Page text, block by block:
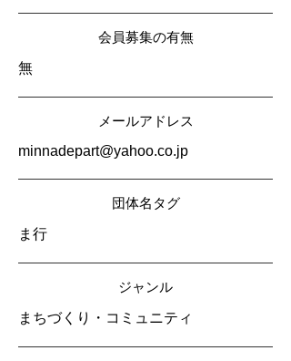
会員募集の有無
無
メールアドレス
minnadepart@yahoo.co.jp
​団体名タグ
ま行
​ジャンル
まちづくり・コミュニティ